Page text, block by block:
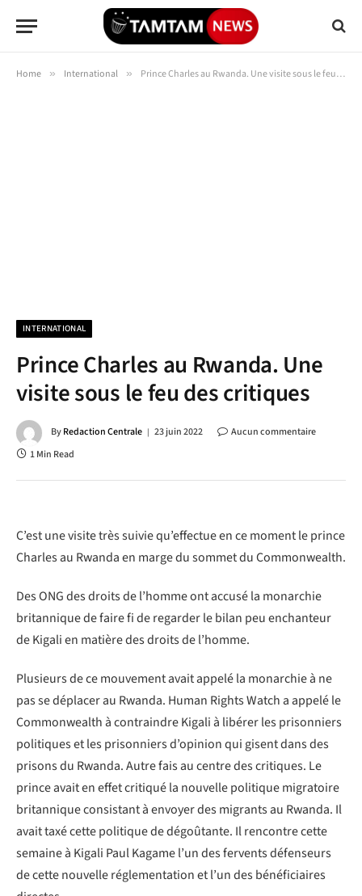
Home » International » Prince Charles au Rwanda. Une visite sous le feu des critiques
INTERNATIONAL
Prince Charles au Rwanda. Une
visite sous le feu des critiques
ByRedaction Centrale 23 juin 2022
Aucun commentaire
1 Min Read
C’est une visite très suivie qu’effectue en ce moment le prince
Charles au Rwanda en marge du sommet du Commonwealth.
Des ONG des droits de l’homme ont accusé la monarchie
britannique de faire fi de regarder le bilan peu enchanteur
de Kigali en matière des droits de l’homme.
Plusieurs de ce mouvement avait appelé la monarchie à ne
pas se déplacer au Rwanda. Human Rights Watch a appelé le
Commonwealth à contraindre Kigali à libérer les prisonniers
politiques et les prisonniers d’opinion qui gisent dans des
prisons du Rwanda. Autre fais au centre des critiques. Le
prince avait en effet critiqué la nouvelle politique migratoire
britannique consistant à envoyer des migrants au Rwanda. Il
avait taxé cette politique de dégoûtante. Il rencontre cette
semaine à Kigali Paul Kagame l’un des fervents défenseurs
de cette nouvelle réglementation et l’un des bénéficiaires